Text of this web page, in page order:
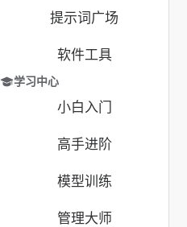
提示词广场
软件工具
学习中心
小白入门
高手进阶
模型训练
管理大师